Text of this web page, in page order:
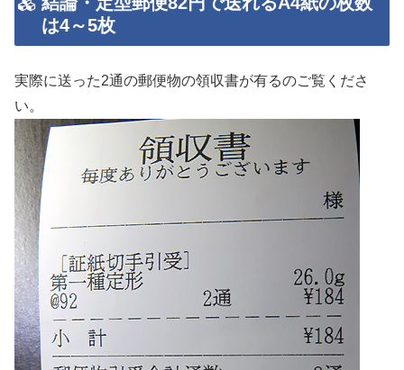
は4～5枚
実際に送った2通の郵便物の領収書が有るのご覧くださ
い。